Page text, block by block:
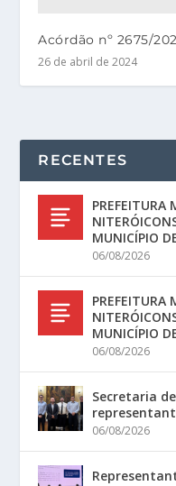
Acórdão nº 2675/
26 de abril de 2024
RECENTES
PREFEITURA
MUNICÍPIO
06/08/2026
PREFEITURA
MUNICÍPIO
06/08/2026
Secretaria
06/08/2026